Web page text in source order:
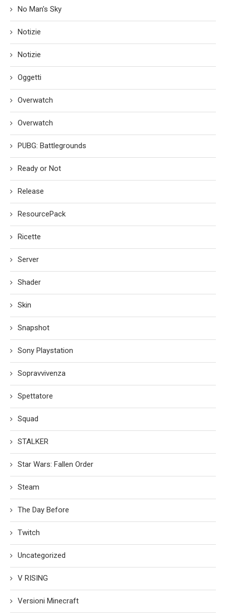
No Man's Sky
Notizie
Notizie
Oggetti
Overwatch
Overwatch
PUBG: Battlegrounds
Ready or Not
Release
ResourcePack
Ricette
Server
Shader
Skin
Snapshot
Sony Playstation
Sopravvivenza
Spettatore
Squad
STALKER
Star Wars: Fallen Order
Steam
The Day Before
Twitch
Uncategorized
V RISING
Versioni Minecraft